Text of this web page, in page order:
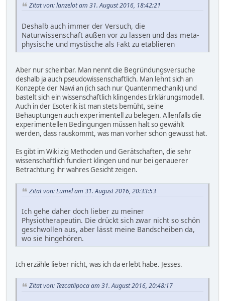
Zitat von: lanzelot am 31. August 2016, 18:42:21
Deshalb auch immer der Versuch, die
Naturwissenschaft außen vor zu lassen und das meta-
physische und mystische als Fakt zu etablieren
Aber nur scheinbar. Man nennt die Begründungsversuche
deshalb ja auch pseudowissenschaftlich. Man lehnt sich an
Konzepte der Nawi an (ich sach nur Quantenmechanik) und
bastelt sich ein wissenschaftlich klingendes Erklärungsmodell.
Auch in der Esoterik ist man stets bemüht, seine
Behauptungen auch experimentell zu belegen. Allenfalls die
experimentellen Bedingungen müssen halt so gewählt
werden, dass rauskommt, was man vorher schon gewusst hat.
Es gibt im Wiki zig Methoden und Gerätschaften, die sehr
wissenschaftlich fundiert klingen und nur bei genauerer
Betrachtung ihr wahres Gesicht zeigen.
Zitat von: Eumel am 31. August 2016, 20:33:53
Ich gehe daher doch lieber zu meiner
Physiotherapeutin. Die drückt sich zwar nicht so schön
geschwollen aus, aber lässt meine Bandscheiben da,
wo sie hingehören.
Ich erzähle lieber nicht, was ich da erlebt habe. Jesses.
Zitat von: Tezcatlipoca am 31. August 2016, 20:48:17